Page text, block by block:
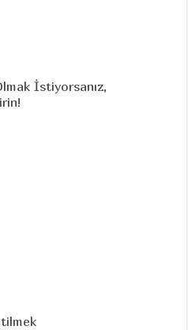
İstiyorsanız,